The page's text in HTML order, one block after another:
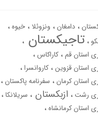
دامغان ونزوئلا
خیوه
تاجیکستان
استان قم کاراکاس
استان قزوین کاروانسرا
استان کرمان
سفرنامه پاکستان
رشت
ازبکستان
سریلانکا
استان کرمانشاه